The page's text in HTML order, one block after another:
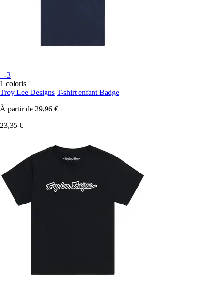
+-3
1 coloris
Troy Lee Designs T-shirt enfant Badge
À partir de 29,96 €
23,35 €